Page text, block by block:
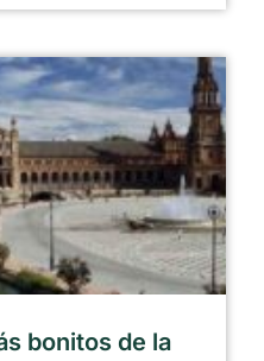
bonitos de la